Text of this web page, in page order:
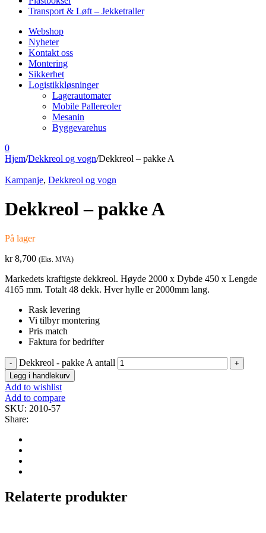
Transport & Løft – Jekketraller
Webshop
Nyheter
Kontakt oss
Montering
Sikkerhet
Logistikkløsninger
Lagerautomater
Mobile Pallereoler
Mesanin
Byggevarehus
0
Hjem/Dekkreol og vogn/Dekkreol – pakke A
Kampanje, Dekkreol og vogn
Dekkreol – pakke A
På lager
kr8,700 (Eks. MVA)
Markedets kraftigste dekkreol. Høyde 2000 x Dybde 450 x Lengde
4165 mm. Totalt 48 dekk. Hver hylle er 2000mm lang.
Rask levering
Vi tilbyr montering
Pris match
Faktura for bedrifter
Dekkreol - pakke A antall
Legg i handlekurv
Add to wishlist
Add to compare
SKU: 2010-57
Share:
Relaterte produkter